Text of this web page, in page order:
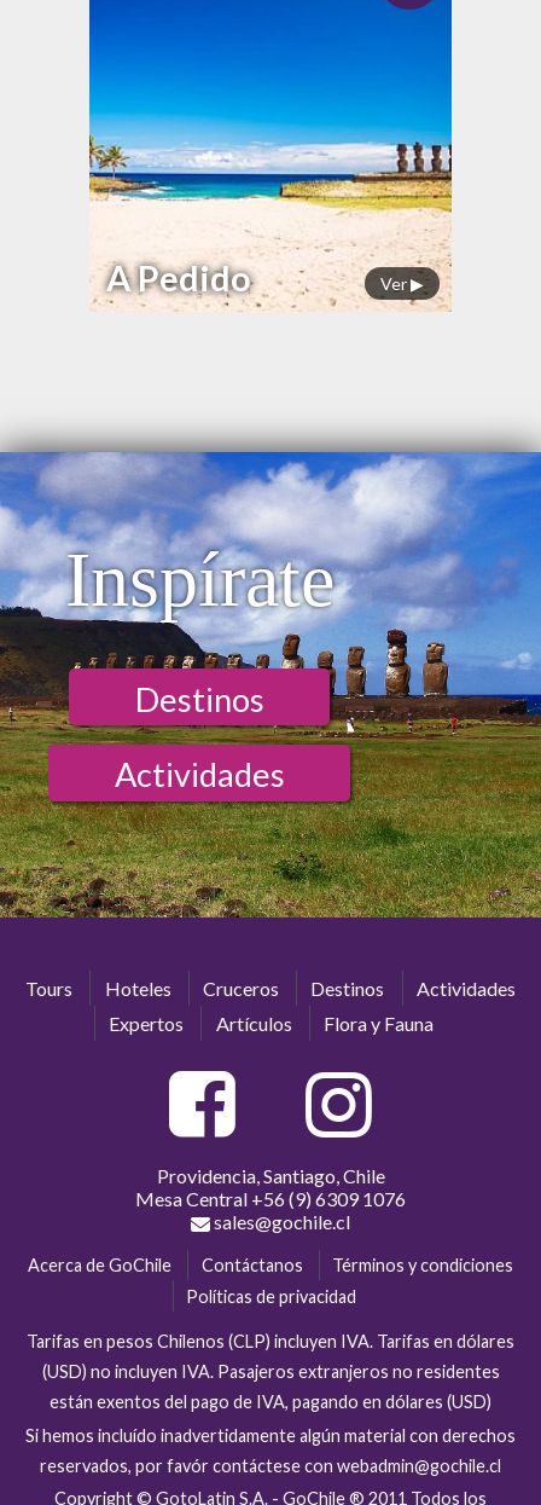
Ver ▶
A Pedido
Inspírate
Destinos
Actividades
Tours Hoteles Cruceros Destinos
Actividades
Expertos
Artículos Flora y Fauna
Providencia, Santiago, Chile
Mesa Central +56 (9) 6309 1076
sales@gochile.cl
Acerca de GoChile Contáctanos
Términos y condiciones
Políticas de privacidad
Tarifas en pesos Chilenos (CLP) incluyen IVA. Tarifas en dólares
(USD) no incluyen IVA. Pasajeros extranjeros no residentes
están exentos del pago de IVA, pagando en dólares (USD)
Si hemos incluído inadvertidamente algún material con derechos
reservados, por favór contáctese con webadmin@gochile.cl
Copyright © GotoLatin S.A. - GoChile ® 2011 Todos los